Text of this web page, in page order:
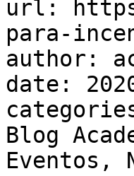
url:
para-
author:
date:
Blog
Eventos,